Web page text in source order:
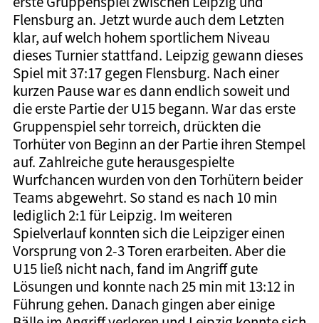
Flensburg an. Jetzt wurde auch dem Letzten
klar, auf welch hohem sportlichem Niveau
dieses Turnier stattfand. Leipzig gewann dieses
Spiel mit 37:17 gegen Flensburg. Nach einer
kurzen Pause war es dann endlich soweit und
die erste Partie der U15 begann. War das erste
Gruppenspiel sehr torreich, drückten die
Torhüter von Beginn an der Partie ihren Stempel
auf. Zahlreiche gute herausgespielte
Wurfchancen wurden von den Torhütern beider
Teams abgewehrt. So stand es nach 10 min
lediglich 2:1 für Leipzig. Im weiteren
Spielverlauf konnten sich die Leipziger einen
Vorsprung von 2-3 Toren erarbeiten. Aber die
U15 ließ nicht nach, fand im Angriff gute
Lösungen und konnte nach 25 min mit 13:12 in
Führung gehen. Danach gingen aber einige